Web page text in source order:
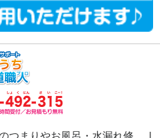
つまりやお風呂・水漏れ修